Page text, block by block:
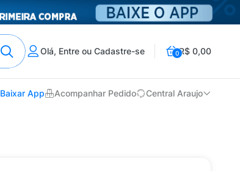
Olá, Entre ou Cadastre-se 0R$ 0,00
Baixar App Acompanhar Pedido Central Araujo